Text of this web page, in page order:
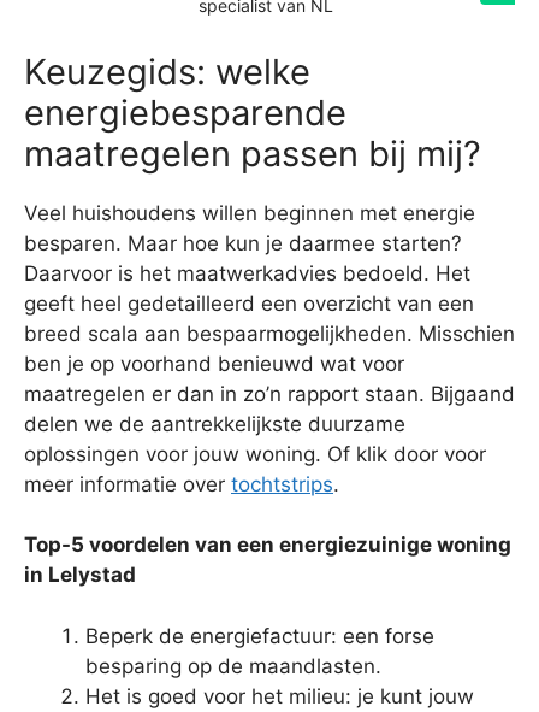
specialist van NL
Keuzegids: welke
energiebesparende
maatregelen passen bij mij?
Veel huishoudens willen beginnen met energie
besparen. Maar hoe kun je daarmee starten?
Daarvoor is het maatwerkadvies bedoeld. Het
geeft heel gedetailleerd een overzicht van een
breed scala aan bespaarmogelijkheden. Misschien
ben je op voorhand benieuwd wat voor
maatregelen er dan in zo’n rapport staan. Bijgaand
delen we de aantrekkelijkste duurzame
oplossingen voor jouw woning. Of klik door voor
meer informatie over tochtstrips.
Top-5 voordelen van een energiezuinige woning
in Lelystad
Beperk de energiefactuur: een forse
besparing op de maandlasten.
Het is goed voor het milieu: je kunt jouw